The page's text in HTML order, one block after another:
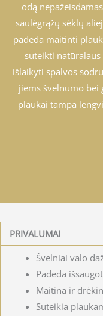
odą
saulėgrąžų sėklų
padeda maitinti
suteikti natūralaus
išlaikyti spalvos
jiems švelnumo bei
plaukai tampa
PRIVALUMAI
Švelniai valo
Padeda
Maitina ir
Suteikia